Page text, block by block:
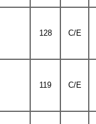
128 C/E
119 C/E